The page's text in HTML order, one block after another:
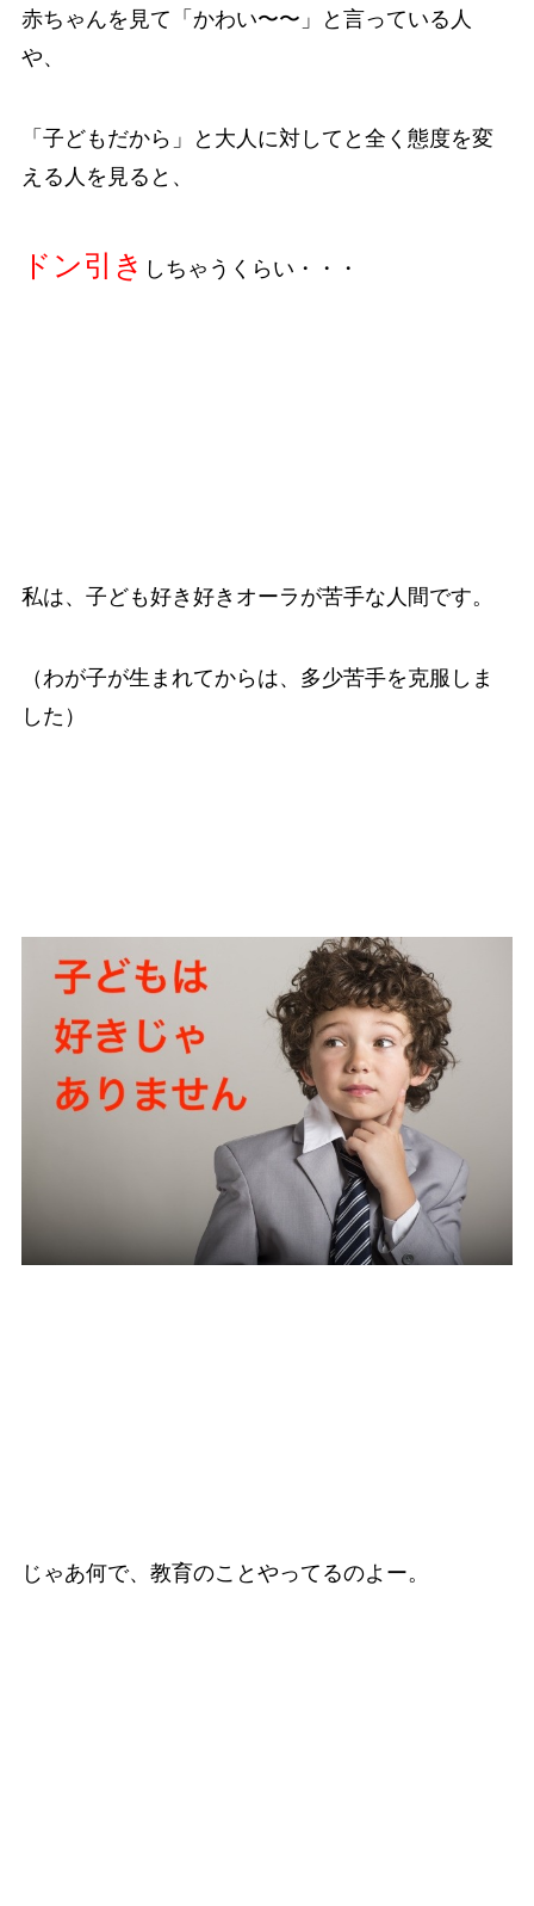
赤ちゃんを見て「かわい〜〜」と言っている人
や、
「子どもだから」と大人に対してと全く態度を変
える人を見ると、
ドン引き しちゃうくらい・・・
私は、子ども好き好きオーラが苦手な人間です。
（わが子が生まれてからは、多少苦手を克服しま
した）
じゃあ何で、教育のことやってるのよー。